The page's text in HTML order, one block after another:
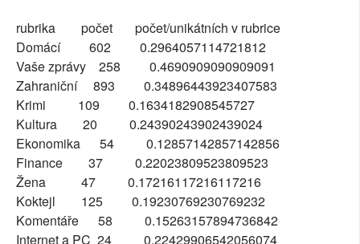
rubrika počet počet/unikátních v rubrice
Domácí 602 0.2964057114721812
Vaše zprávy 258 0.4690909090909091
Zahraniční 893 0.34896443923407583
Krimi 109 0.1634182908545727
Kultura 20 0.24390243902439024
Ekonomika 54 0.12857142857142856
Finance 37 0.22023809523809523
Žena 47 0.17216117216117216
Koktejl 125 0.19230769230769232
Komentáře 58 0.15263157894736842
Internet a PC 24 0.22429906542056074